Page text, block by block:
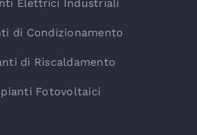
Elettrici Industriali
di Condizionamento
di Riscaldamento
Fotovoltaici